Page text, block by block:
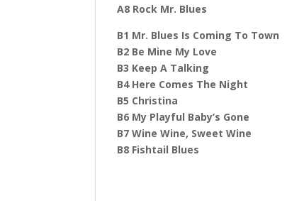
A8 Rock Mr. Blues
B1 Mr. Blues Is Coming To Town
B2 Be Mine My Love
B3 Keep A Talking
B4 Here Comes The Night
B5 Christina
B6 My Playful Baby’s Gone
B7 Wine Wine, Sweet Wine
B8 Fishtail Blues